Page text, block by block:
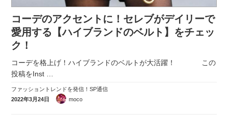
コーデのアクセントに！セレブがデイリーで
愛用する【ハイブランドのベルト】をチェッ
ク！
コーデを格上げ！ハイブランドのベルトが大活躍！ この
投稿をInst …
ファッショントレンドを発信！SP通信
2022年3月24日
moco